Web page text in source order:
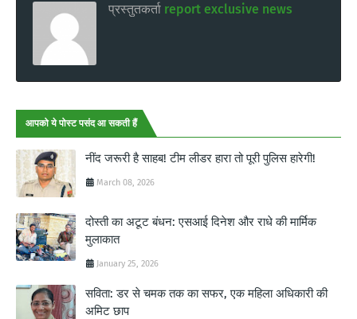
प्रस्तुतकर्ता report exclusive news
आपको ये पोस्ट पसंद आ सकती हैं
नींद जरूरी है साहब! टीम लीडर हारा तो पूरी पुलिस हारेगी!
March 08, 2026
दोस्ती का अटूट बंधन: एसआई दिनेश और राधे की मार्मिक
मुलाकात
January 25, 2026
सविता: डर से चमक तक का सफर, एक महिला अधिकारी की
अमिट छाप